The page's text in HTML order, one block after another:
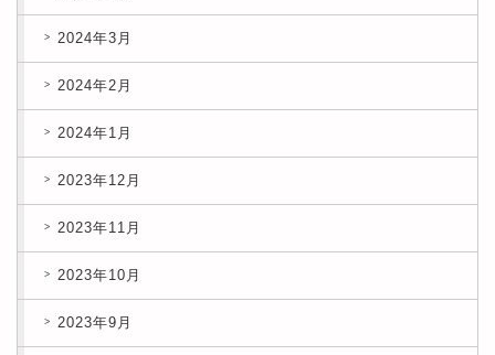
2024年3月
2024年2月
2024年1月
2023年12月
2023年11月
2023年10月
2023年9月